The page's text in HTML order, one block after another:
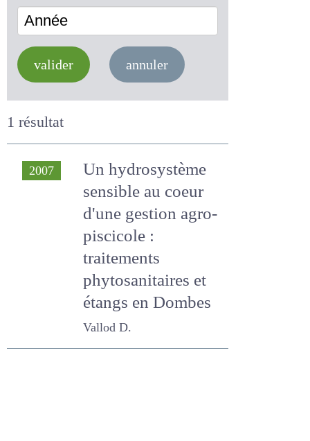
valider annuler
1 résultat
2007
Un hydrosystème
sensible au coeur
d'une gestion agro-
piscicole :
traitements
phytosanitaires et
étangs en Dombes
Vallod D.